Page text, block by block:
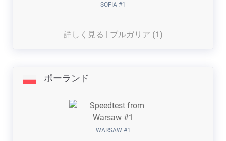
SOFIA #1
詳しく見る | ブルガリア (1)
ポーランド
WARSAW #1